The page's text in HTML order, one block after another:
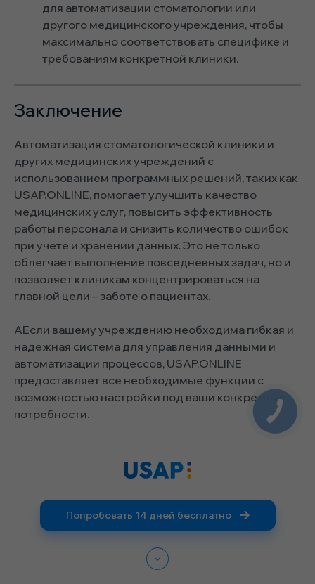
для автоматизации стоматологии или
другого медицинского учреждения, чтобы
максимально соответствовать специфике и
требованиям конкретной клиники.
Заключение
Автоматизация стоматологической клиники и
других медицинских учреждений с
использованием программных решений, таких как
USAP.ONLINE, помогает улучшить качество
медицинских услуг, повысить эффективность
работы персонала и снизить количество ошибок
при учете и хранении данных. Это не только
облегчает выполнение повседневных задач, но и
позволяет клиникам концентрироваться на
главной цели – заботе о пациентах.
АЕсли вашему учреждению необходима гибкая и
надежная система для управления данными и
автоматизации процессов, USAP.ONLINE
предоставляет все необходимые функции с
возможностью настройки под ваши конкретные
потребности.
Попробовать 14 дней бесплатно